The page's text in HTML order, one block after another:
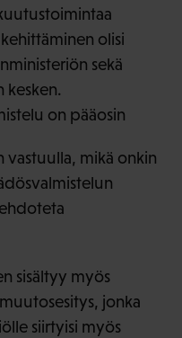
olisi
sekä
kesken.
on pääosin
vastuulla, mikä onkin
sisältyy myös
jonka
siirtyisi myös